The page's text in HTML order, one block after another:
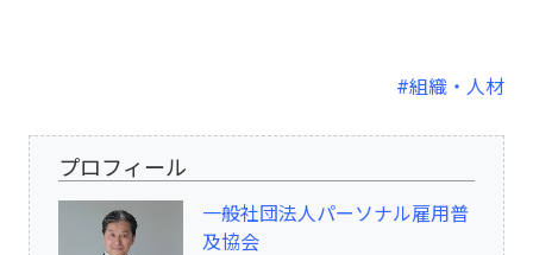
#組織・人材
プロフィール
一般社団法人パーソナル雇用普
及協会